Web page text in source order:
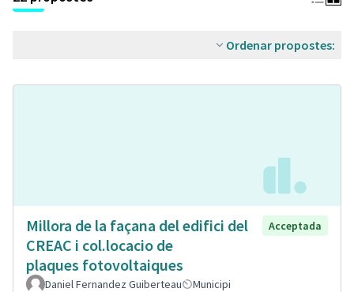
Ordenar propostes:
Millora de la façana del edifici del
CREAC i col.locacio de
plaques fotovoltaiques
Acceptada
Daniel Fernandez Guiberteau
Municipi